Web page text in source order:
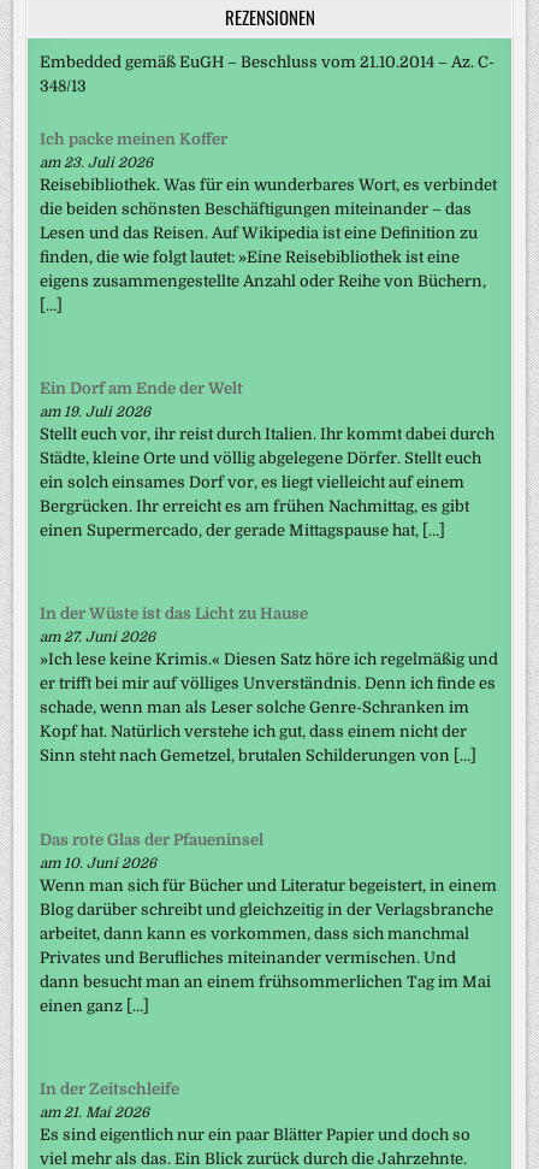
REZENSIONEN
Embedded gemäß EuGH – Beschluss vom 21.10.2014 – Az. C-
348/13
Ich packe meinen Koffer
am 23. Juli 2026
Reisebibliothek. Was für ein wunderbares Wort, es verbindet
die beiden schönsten Beschäftigungen miteinander – das
Lesen und das Reisen. Auf Wikipedia ist eine Definition zu
finden, die wie folgt lautet: »Eine Reisebibliothek ist eine
eigens zusammengestellte Anzahl oder Reihe von Büchern,
[…]
Ein Dorf am Ende der Welt
am 19. Juli 2026
Stellt euch vor, ihr reist durch Italien. Ihr kommt dabei durch
Städte, kleine Orte und völlig abgelegene Dörfer. Stellt euch
ein solch einsames Dorf vor, es liegt vielleicht auf einem
Bergrücken. Ihr erreicht es am frühen Nachmittag, es gibt
einen Supermercado, der gerade Mittagspause hat, […]
In der Wüste ist das Licht zu Hause
am 27. Juni 2026
»Ich lese keine Krimis.« Diesen Satz höre ich regelmäßig und
er trifft bei mir auf völliges Unverständnis. Denn ich finde es
schade, wenn man als Leser solche Genre-Schranken im
Kopf hat. Natürlich verstehe ich gut, dass einem nicht der
Sinn steht nach Gemetzel, brutalen Schilderungen von […]
Das rote Glas der Pfaueninsel
am 10. Juni 2026
Wenn man sich für Bücher und Literatur begeistert, in einem
Blog darüber schreibt und gleichzeitig in der Verlagsbranche
arbeitet, dann kann es vorkommen, dass sich manchmal
Privates und Berufliches miteinander vermischen. Und
dann besucht man an einem frühsommerlichen Tag im Mai
einen ganz […]
In der Zeitschleife
am 21. Mai 2026
Es sind eigentlich nur ein paar Blätter Papier und doch so
viel mehr als das. Ein Blick zurück durch die Jahrzehnte.